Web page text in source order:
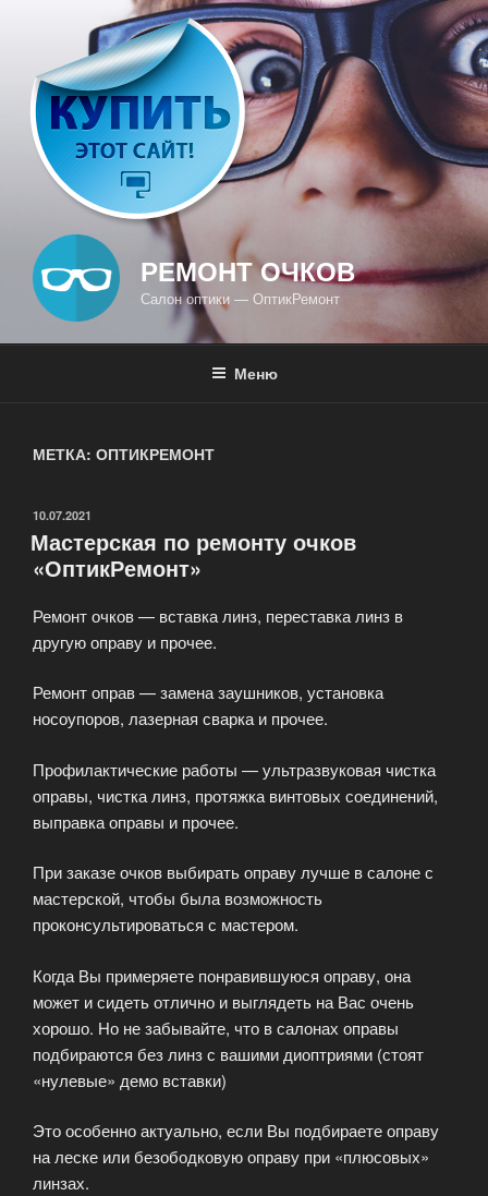
содержимому
РЕМОНТ ОЧКОВ
Салон оптики — ОптикРемонт
Меню
МЕТКА: ОПТИКРЕМОНТ
ОПУБЛИКОВАНО
10.07.2021
Мастерская по ремонту очков
«ОптикРемонт»
Ремонт очков — вставка линз, переставка линз в
другую оправу и прочее.
Ремонт оправ — замена заушников, установка
носоупоров, лазерная сварка и прочее.
Профилактические работы — ультразвуковая чистка
оправы, чистка линз, протяжка винтовых соединений,
выправка оправы и прочее.
При заказе очков выбирать оправу лучше в салоне с
мастерской, чтобы была возможность
проконсультироваться с мастером.
Когда Вы примеряете понравившуюся оправу, она
может и сидеть отлично и выглядеть на Вас очень
хорошо. Но не забывайте, что в салонах оправы
подбираются без линз с вашими диоптриями (стоят
«нулевые» демо вставки)
Это особенно актуально, если Вы подбираете оправу
на леске или безободковую оправу при «плюсовых»
линзах.